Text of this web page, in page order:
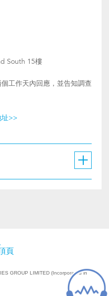
South 15樓
工作天內回應，並告知調查
址>>
頁
GROUP LIMITED (Incorporated in